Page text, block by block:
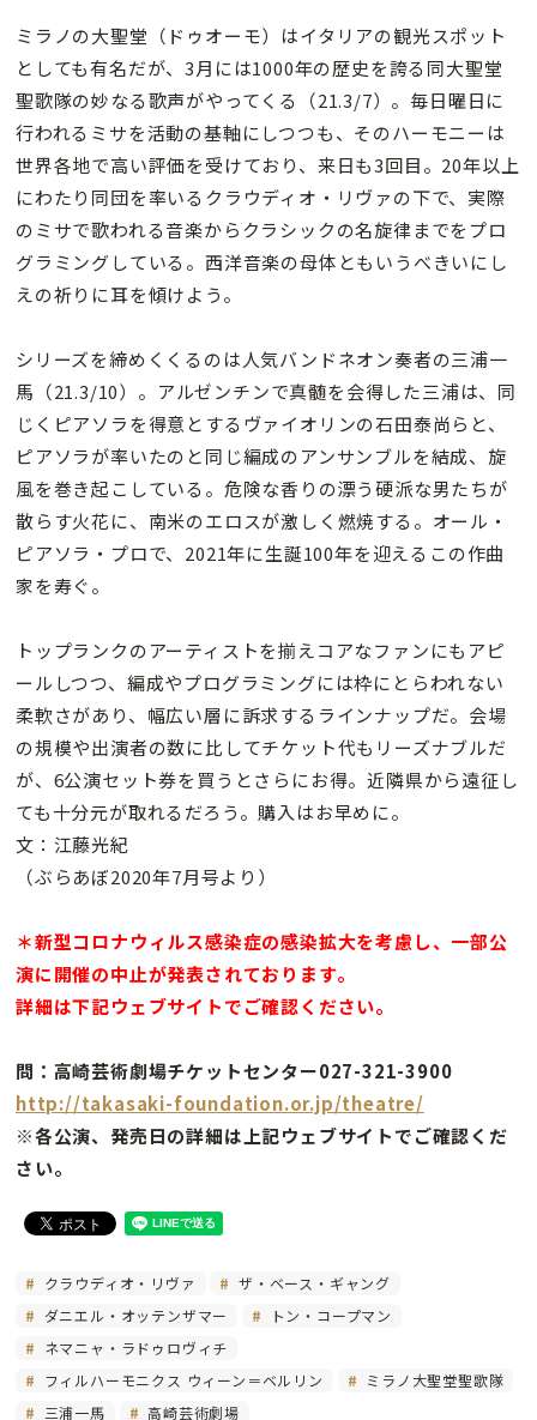
ミラノの大聖堂（ドゥオーモ）はイタリアの観光スポット
としても有名だが、3月には1000年の歴史を誇る同大聖堂
聖歌隊の妙なる歌声がやってくる（21.3/7）。毎日曜日に
行われるミサを活動の基軸にしつつも、そのハーモニーは
世界各地で高い評価を受けており、来日も3回目。20年以上
にわたり同団を率いるクラウディオ・リヴァの下で、実際
のミサで歌われる音楽からクラシックの名旋律までをプロ
グラミングしている。西洋音楽の母体ともいうべきいにし
えの祈りに耳を傾けよう。
シリーズを締めくくるのは人気バンドネオン奏者の三浦一
馬（21.3/10）。アルゼンチンで真髄を会得した三浦は、同
じくピアソラを得意とするヴァイオリンの石田泰尚らと、
ピアソラが率いたのと同じ編成のアンサンブルを結成、旋
風を巻き起こしている。危険な香りの漂う硬派な男たちが
散らす火花に、南米のエロスが激しく燃焼する。オール・
ピアソラ・プロで、2021年に生誕100年を迎えるこの作曲
家を寿ぐ。
トップランクのアーティストを揃えコアなファンにもアピ
ールしつつ、編成やプログラミングには枠にとらわれない
柔軟さがあり、幅広い層に訴求するラインナップだ。会場
の規模や出演者の数に比してチケット代もリーズナブルだ
が、6公演セット券を買うとさらにお得。近隣県から遠征し
ても十分元が取れるだろう。購入はお早めに。
文：江藤光紀
（ぶらあぼ2020年7月号より）
＊新型コロナウィルス感染症の感染拡大を考慮し、一部公
演に開催の中止が発表されております。
詳細は下記ウェブサイトでご確認ください。
問：高崎芸術劇場チケットセンター027-321-3900
http://takasaki-foundation.or.jp/theatre/
※各公演、発売日の詳細は上記ウェブサイトでご確認くだ
さい。
クラウディオ・リヴァ
ザ・ベース・ギャング
ダニエル・オッテンザマー
トン・コープマン
ネマニャ・ラドゥロヴィチ
フィルハーモニクス ウィーン＝ベルリン
ミラノ大聖堂聖歌隊
三浦一馬
高崎芸術劇場